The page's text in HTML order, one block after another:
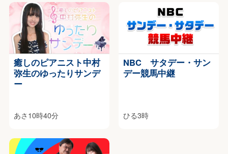
癒しのピアニスト中村
弥生のゆったりサンデ
ー
あさ10時40分
NBC サタデー・サン
デー競馬中継
ひる3時